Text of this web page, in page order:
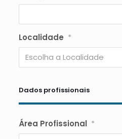
Localidade *
Escolha a Localidade
Dados profissionais
Área Profissional *